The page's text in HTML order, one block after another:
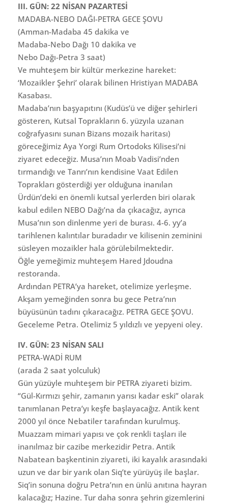
III. GÜN: 22 NİSAN PAZARTESİ
MADABA-NEBO DAĞI-PETRA GECE ŞOVU
(Amman-Madaba 45 dakika ve
Madaba-Nebo Dağı 10 dakika ve
Nebo Dağı-Petra 3 saat)
Ve muhteşem bir kültür merkezine hareket:
‘Mozaikler Şehri’ olarak bilinen Hristiyan MADABA
Kasabası.
Madaba’nın başyapıtını (Kudüs’ü ve diğer şehirleri
gösteren, Kutsal Toprakların 6. yüzyıla uzanan
coğrafyasını sunan Bizans mozaik haritası)
göreceğimiz Aya Yorgi Rum Ortodoks Kilisesi’ni
ziyaret edeceğiz. Musa’nın Moab Vadisi’nden
tırmandığı ve Tanrı’nın kendisine Vaat Edilen
Toprakları gösterdiği yer olduğuna inanılan
Ürdün’deki en önemli kutsal yerlerden biri olarak
kabul edilen NEBO Dağı’na da çıkacağız, ayrıca
Musa’nın son dinlenme yeri de burası. 4-6. yy’a
tarihlenen kalıntılar buradadır ve kilisenin zeminini
süsleyen mozaikler hala görülebilmektedir.
Öğle yemeğimiz muhteşem Hared Jdoudna
restoranda.
Ardından PETRA’ya hareket, otelimize yerleşme.
Akşam yemeğinden sonra bu gece Petra’nın
büyüsünün tadını çıkaracağız. PETRA GECE ŞOVU.
Geceleme Petra. Otelimiz 5 yıldızlı ve yepyeni oley.
IV. GÜN: 23 NİSAN SALI
PETRA-WADİ RUM
(arada 2 saat yolculuk)
Gün yüzüyle muhteşem bir PETRA ziyareti bizim.
“Gül-Kırmızı şehir, zamanın yarısı kadar eski” olarak
tanımlanan Petra’yı keşfe başlayacağız. Antik kent
2000 yıl önce Nebatiler tarafından kurulmuş.
Muazzam mimari yapısı ve çok renkli taşları ile
inanılmaz bir cazibe merkezidir Petra. Antik
Nabatean başkentinin ziyareti, iki kayalık arasındaki
uzun ve dar bir yarık olan Siq’te yürüyüş ile başlar.
Siq’in sonuna doğru Petra’nın en ünlü anıtına hayran
kalacağız; Hazine. Tur daha sonra şehrin gizemlerini